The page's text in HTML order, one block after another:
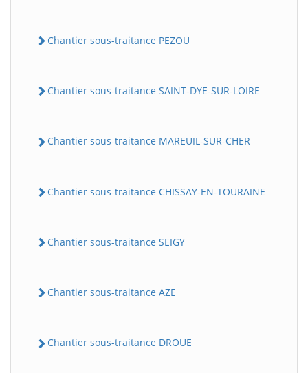
Chantier sous-traitance PEZOU
Chantier sous-traitance SAINT-DYE-SUR-LOIRE
Chantier sous-traitance MAREUIL-SUR-CHER
Chantier sous-traitance CHISSAY-EN-TOURAINE
Chantier sous-traitance SEIGY
Chantier sous-traitance AZE
Chantier sous-traitance DROUE